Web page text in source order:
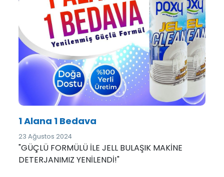
1 Alana 1 Bedava
23 Ağustos 2024
"GÜÇLÜ FORMÜLÜ İLE JELL BULAŞIK MAKİNE
DETERJANIMIZ YENİLENDİ!"